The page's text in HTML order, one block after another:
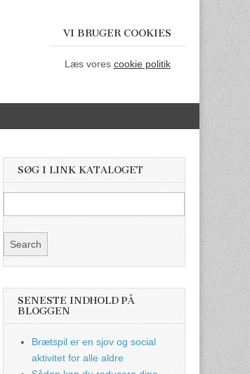
VI BRUGER COOKIES
Læs vores cookie politik
SØG I LINK KATALOGET
SENESTE INDHOLD PÅ
BLOGGEN
Brætspil er en sjov og social
aktivitet for alle aldre